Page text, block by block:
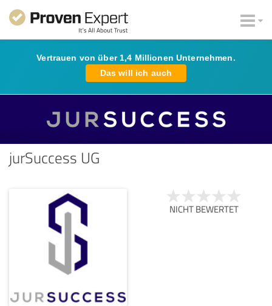
Vertrauen von über 1,4 Millionen Unternehmen.
Das will ich auch
jurSuccess UG
NICHT BEWERTET